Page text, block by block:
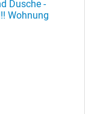
Dusche -
Wohnung